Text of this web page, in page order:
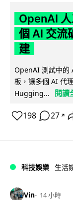
OpenAI
個 AI 交流
建
OpenAI 測試中的
板，讓多個 AI 代
Hugging...
閱讀
198 27 ↗
科技娛樂 生活
Vin 14 小時